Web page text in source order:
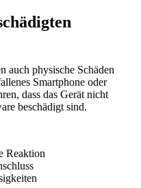
auch physische Schäden
Smartphone oder
dass das Gerät nicht
beschädigt sind.
Reaktion